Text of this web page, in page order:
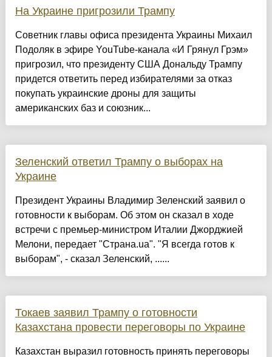
На Украине пригрозили Трампу
Советник главы офиса президента Украины Михаил
Подоляк в эфире YouTube-канала «И Грянул Грэм»
пригрозил, что президенту США Дональду Трампу
придется ответить перед избирателями за отказ
покупать украинские дроны для защиты
американских баз и союзник...
Зеленский ответил Трампу о выборах на
Украине
Президент Украины Владимир Зеленский заявил о
готовности к выборам. Об этом он сказал в ходе
встречи с премьер-министром Италии Джорджией
Мелони, передает "Страна.ua". "Я всегда готов к
выборам", - сказал Зеленский, ......
Токаев заявил Трампу о готовности
Казахстана провести переговоры по Украине
Казахстан выразил готовность принять переговоры